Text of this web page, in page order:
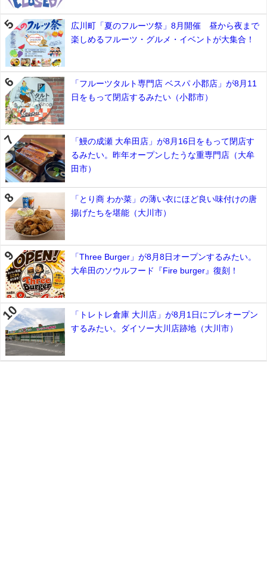
広川町「夏のフルーツ祭」8月開催 昼から夜まで
楽しめるフルーツ・グルメ・イベントが大集合！
「フルーツタルト専門店 ベスパ 小郡店」が8月11
日をもって閉店するみたい（小郡市）
「鰻の成瀬 大牟田店」が8月16日をもって閉店す
るみたい。昨年オープンしたうな重専門店（大牟
田市）
「とり商 わか菜」の薄い衣にほど良い味付けの唐
揚げたちを堪能（大川市）
「Three Burger」が8月8日オープンするみたい。
大牟田のソウルフード『Fire burger』復刻！
「トレトレ倉庫 大川店」が8月1日にプレオープン
するみたい。ダイソー大川店跡地（大川市）